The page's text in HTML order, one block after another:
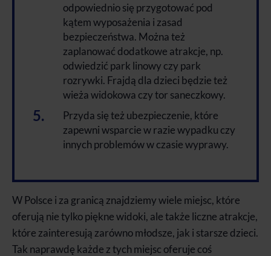
odpowiednio się przygotować pod
kątem wyposażenia i zasad
bezpieczeństwa. Można też
zaplanować dodatkowe atrakcje, np.
odwiedzić park linowy czy park
rozrywki. Frajdą dla dzieci będzie też
wieża widokowa czy tor saneczkowy.
Przyda się też ubezpieczenie, które
zapewni wsparcie w razie wypadku czy
innych problemów w czasie wyprawy.
W Polsce i za granicą znajdziemy wiele miejsc, które
oferują nie tylko piękne widoki, ale także liczne atrakcje,
które zainteresują zarówno młodsze, jak i starsze dzieci.
Tak naprawdę każde z tych miejsc oferuje coś